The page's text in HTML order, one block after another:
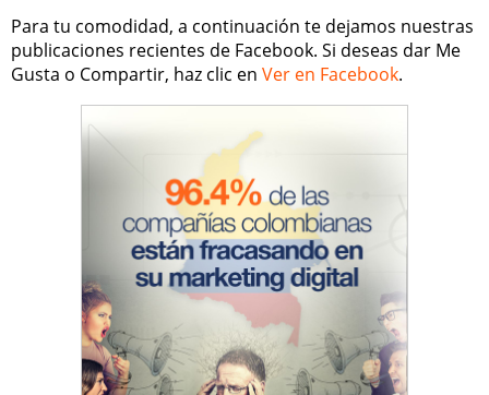
Para tu comodidad, a continuación te dejamos nuestras
publicaciones recientes de Facebook. Si deseas dar Me
Gusta o Compartir, haz clic en Ver en Facebook.